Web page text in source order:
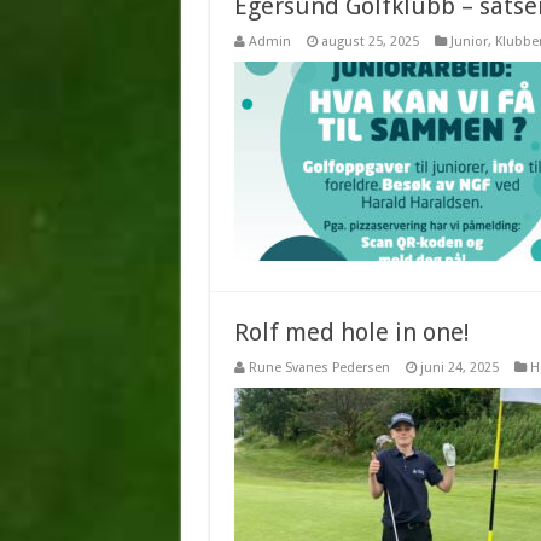
Egersund Golfklubb –
Admin august 25, 2025 Junior,
Rolf med hole in one!
Rune Svanes Pedersen juni 24, 2025